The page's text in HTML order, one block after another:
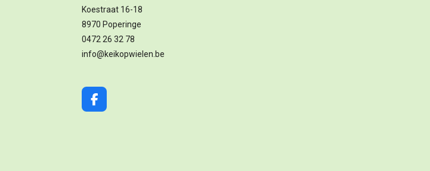
Koestraat 16-18
8970 Poperinge
0472 26 32 78
info@keikopwielen.be
F
a